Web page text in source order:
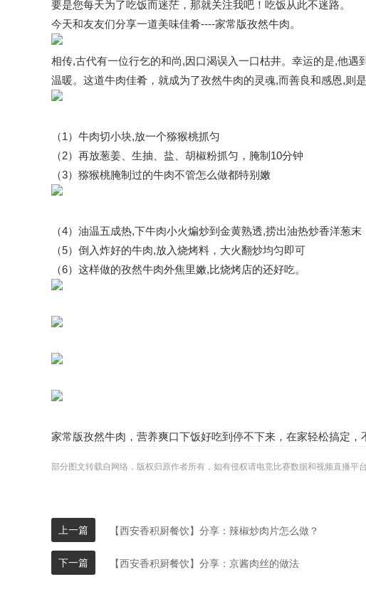
要是您每天为了吃饭而迷茫，那就关注我吧！吃饭从此不迷路。
今天和友友们分享一道美味佳肴----家常版孜然牛肉。
相传,古代有一位行乞的和尚,因口渴误入一口枯井。幸运的是,他
温暖。这道牛肉佳肴，就成为了孜然牛肉的灵魂,而善良和感恩,则
（1）牛肉切小块,放一个猕猴桃抓匀
（2）再放葱姜、生抽、盐、胡椒粉抓匀，腌制10分钟
（3）猕猴桃腌制过的牛肉不管怎么做都特别嫩
（4）油温五成热,下牛肉小火煸炒到金黄熟透,捞出油热炒香洋葱末
（5）倒入炸好的牛肉,放入烧烤料，大火翻炒均匀即可
（6）这样做的孜然牛肉外焦里嫩,比烧烤店的还好吃。
家常版孜然牛肉，营养爽口下饭好吃到停不下来，在家轻松搞定
部分图文转载自网络，版权归原作者所有，如有侵权请电竞比赛数据和视频直播平
上一篇 【西安香积厨餐饮】分享：辣椒炒肉片怎么做？
下一篇 【西安香积厨餐饮】分享：京酱肉丝的做法